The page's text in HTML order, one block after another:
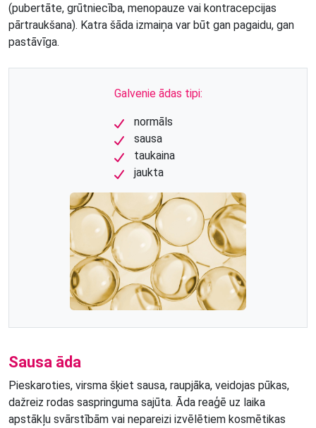
(pubertāte, grūtniecība, menopauze vai kontracepcijas
pārtraukšana). Katra šāda izmaiņa var būt gan pagaidu, gan
pastāvīga.
Galvenie ādas tipi:
normāls
sausa
taukaina
jaukta
Sausa āda
Pieskaroties, virsma šķiet sausa, raupjāka, veidojas pūkas,
dažreiz rodas saspringuma sajūta. Āda reaģē uz laika
apstākļu svārstībām vai nepareizi izvēlētiem kosmētikas